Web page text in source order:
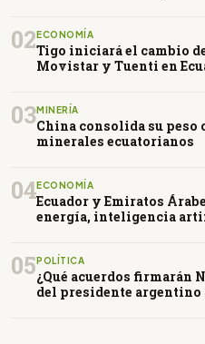
02ECONOMÍA
Tigo iniciará el cambio
Movistar y Tuenti en
03MINERÍA
China consolida su peso
minerales ecuatorianos
04ECONOMÍA
Ecuador y Emiratos
energía, inteligencia
05POLÍTICA
¿Qué acuerdos
del presidente argentino